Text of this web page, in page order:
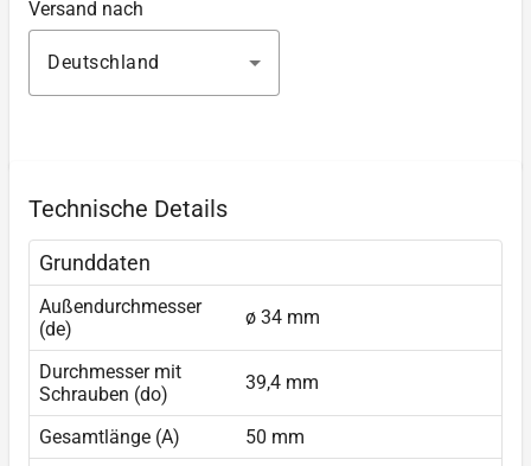
Versand nach
Deutschland
Technische Details
Grunddaten
Außendurchmesser
(de)
ø 34 mm
Durchmesser mit
Schrauben (do)
39,4 mm
Gesamtlänge (A)
50 mm